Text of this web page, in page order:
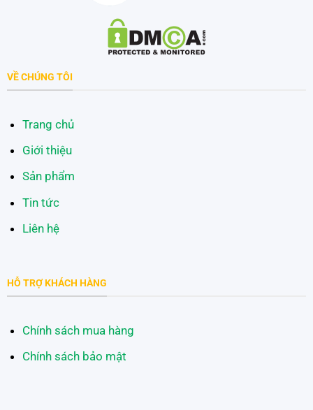
VỀ CHÚNG TÔI
Trang chủ
Giới thiệu
Sản phẩm
Tin tức
Liên hệ
HỖ TRỢ KHÁCH HÀNG
Chính sách mua hàng
Chính sách bảo mật